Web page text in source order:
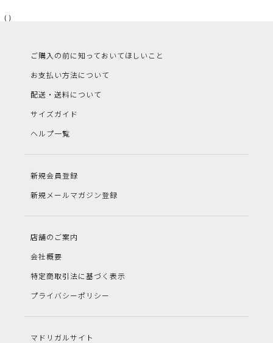
（）
ご購入の前に知っておいてほしいこと
お支払い方法について
配送・送料について
サイズガイド
ヘルプ一覧
新規会員登録
新規メールマガジン登録
店舗のご案内
会社概要
特定商取引法に基づく表示
プライバシーポリシー
マドリガルサイト